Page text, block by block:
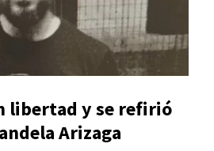
libertad y se refirió
Arizaga